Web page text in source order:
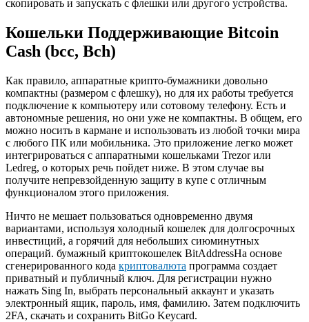
скопировать и запускать с флешки или другого устройства.
Кошельки Поддерживающие Bitcoin
Cash (bcс, Bch)
Как правило, аппаратные крипто-бумажники довольно
компактны (размером с флешку), но для их работы требуется
подключение к компьютеру или сотовому телефону. Есть и
автономные решения, но они уже не компактны. В общем, его
можно носить в кармане и использовать из любой точки мира
с любого ПК или мобильника. Это приложение легко может
интегрироваться с аппаратными кошельками Trezor или
Ledreg, о которых речь пойдет ниже. В этом случае вы
получите непревзойденную защиту в купе с отличным
функционалом этого приложения.
Ничто не мешает пользоваться одновременно двумя
вариантами, используя холодный кошелек для долгосрочных
инвестиций, а горячий для небольших сиюминутных
операций. бумажный криптокошелек BitAddressНа основе
сгенерированного кода криптовалюта программа создает
приватный и публичный ключ. Для регистрации нужно
нажать Sing In, выбрать персональный аккаунт и указать
электронный ящик, пароль, имя, фамилию. Затем подключить
2FA, скачать и сохранить BitGo Keycard.